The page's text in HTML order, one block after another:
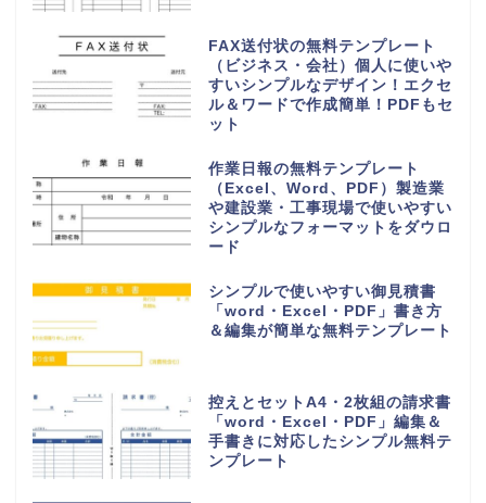
FAX送付状の無料テンプレート
（ビジネス・会社）個人に使いや
すいシンプルなデザイン！エクセ
ル＆ワードで作成簡単！PDFもセ
ット
作業日報の無料テンプレート
（Excel、Word、PDF）製造業
や建設業・工事現場で使いやすい
シンプルなフォーマットをダウロ
ード
シンプルで使いやすい御見積書
「word・Excel・PDF」書き方
＆編集が簡単な無料テンプレート
控えとセットA4・2枚組の請求書
「word・Excel・PDF」編集＆
手書きに対応したシンプル無料テ
ンプレート